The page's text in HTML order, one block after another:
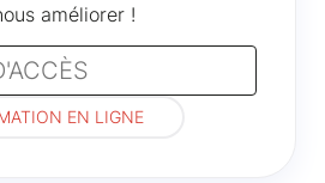
améliorer !
EN LIGNE